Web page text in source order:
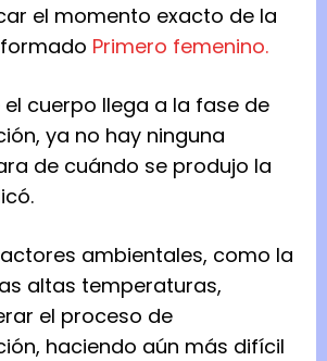
el momento exacto de la
Primero femenino.
el cuerpo llega a la fase de
ya no hay ninguna
de cuándo se produjo la
ambientales, como la
altas temperaturas,
el proceso de
haciendo aún más difícil